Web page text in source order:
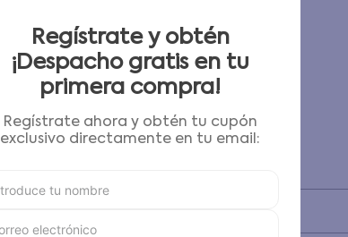
AGREGAR AL CARRITO
Condiciones para cambios y devoluciones
Regístrate y obtén
¡Despacho gratis en tu
primera compra!
Regístrate ahora y obtén tu cupón
exclusivo directamente en tu email: